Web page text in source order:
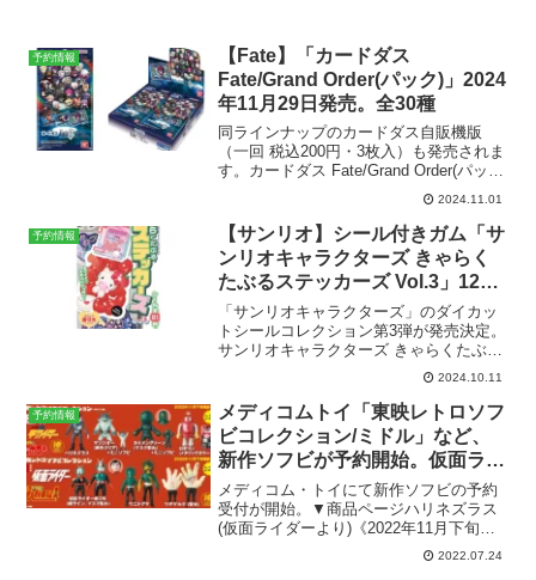
予約情報
【Fate】「カードダス
Fate/Grand Order(パック)」2024
年11月29日発売。全30種
同ラインナップのカードダス自販機版
（一回 税込200円・3枚入）も発売されま
す。カードダス Fate/Grand Order(パック)
発売予定日2024年11月29日参考価格1パ
ック（3枚入り） 220円（税込）1BOX
（20個入） 4,...
2024.11.01
予約情報
【サンリオ】シール付きガム「サ
ンリオキャラクターズ きゃらく
たぶるステッカーズ Vol.3」12月
発売。シール全20種（デザイン全
81絵柄）
「サンリオキャラクターズ」のダイカッ
トシールコレクション第3弾が発売決定。
サンリオキャラクターズ きゃらくたぶる
ステッカーズ Vol.3発売予定日2024年12
月参考価格1パック 198円（税込）1BOX
（20パック入） 3,960円（税...
2024.10.11
予約情報
メディコムトイ「東映レトロソフ
ビコレクション/ミドル」など、
新作ソフビが予約開始。仮面ライ
ダー,キカイダー,ロボコン,超人バ
ロム。2022年11月下旬発売。
メディコム・トイにて新作ソフビの予約
受付が開始。▼商品ページハリネズラス
(仮面ライダーより)《2022年11月下旬発
送予定 受注期間は8月31日まで》posted
with カエレバ楽天市場Yahooショッピン
2022.07.24